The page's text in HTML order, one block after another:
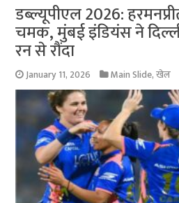
डब्ल्यूपीएल 2026:
चमक, मुंबई इंडियंस ने
रन से रौंदा
January 11, 2026 Main Slide,खेल